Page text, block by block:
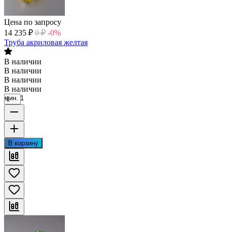
Цена по запросу
14 235 ₽ 0 ₽ -0%
Труба акриловая желтая
В наличии
В наличии
В наличии
В наличии
мин. 1
В корзину